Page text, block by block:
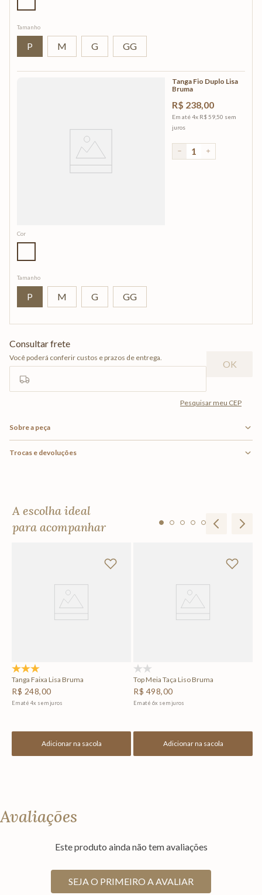
Tamanho
P M G GG
Tanga Fio Duplo Lisa
Bruma
R$ 238, 00
Em até4x R$ 59, 50 sem
juros
＋
－
Cor
Tamanho
P M G GG
Sobre a peça
Trocas e devoluções
A escolha ideal
para acompanhar
Tanga Faixa Lisa Bruma
R$ 248,00
Em até 4x sem juros
Adicionar na sacola
Top Meia Taça Liso Bruma
R$ 498,00
Em até 6x sem juros
Adicionar na sacola
Avaliações
Este produto ainda não tem avaliações
SEJA O PRIMEIRO A AVALIAR